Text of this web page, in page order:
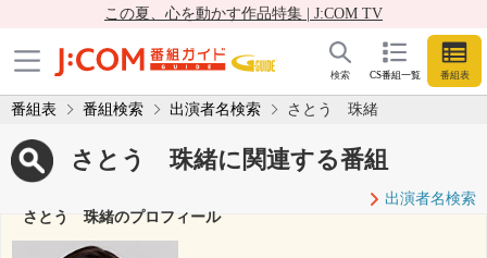
この夏、心を動かす作品特集 | J:COM TV
CS番組一覧 番組表
検索
番組表 番組検索 出演者名検索 さとう 珠緒
さとう 珠緒に関連する番組
出演者名検索
さとう 珠緒のプロフィール